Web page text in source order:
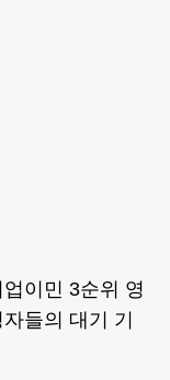
이민 3순위 영
들의 대기 기